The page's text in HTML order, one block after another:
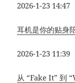
2026-1-23 14:47
耳机是你的贴身
2026-1-23 11:39
从 “Fake It” 到